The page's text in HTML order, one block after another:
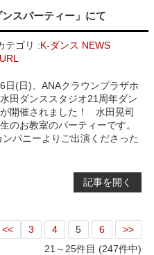
ンスパーティー」にて
テゴリ :K-ダンス NEWS
(日)、ANAクラウンプラザホ
田ダンススタジオ21周年ダン
開催されました！ 水田晃司
のお教室のパーティーです。
ニーよりご出演くださった
記事を開く
<< 3 4 5 6
>>
21～25件目 (247件中)